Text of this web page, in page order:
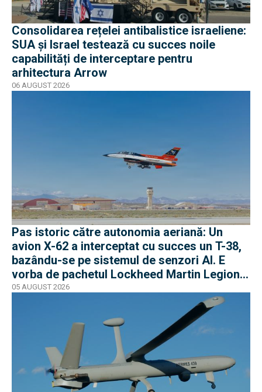
Consolidarea rețelei antibalistice israeliene:
SUA și Israel testează cu succes noile
capabilități de interceptare pentru
arhitectura Arrow
06 AUGUST 2026
Pas istoric către autonomia aeriană: Un
avion X-62 a interceptat cu succes un T-38,
bazându-se pe sistemul de senzori AI. E
vorba de pachetul Lockheed Martin Legion
Pod
05 AUGUST 2026